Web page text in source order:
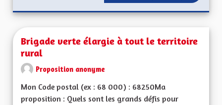
Brigade verte élargie à tout le territoire
rural
Proposition anonyme
Mon Code postal (ex : 68 000) : 68250Ma
proposition : Quels sont les grands défis pour